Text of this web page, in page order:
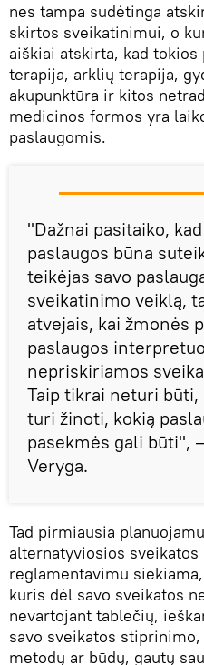
nes tampa sudėtinga
skirtos sveikatinimui, o
aiškiai atskirta, kad
terapija, arklių terapija,
akupunktūra ir kitos
medicinos formos yra
paslaugomis.
"Dažnai pasitaiko,
paslaugos būna
teikėjas savo
sveikatinimo veiklą,
atvejais, kai žmonės
paslaugos
nepriskiriamos
Taip tikrai neturi būti,
turi žinoti, kokią
pasekmės gali būti",
Veryga.
Tad pirmiausia
alternatyviosios sveikatos
reglamentavimu
kuris dėl savo sveikatos
nevartojant tablečių,
savo sveikatos
metodų ar būdų, gautų